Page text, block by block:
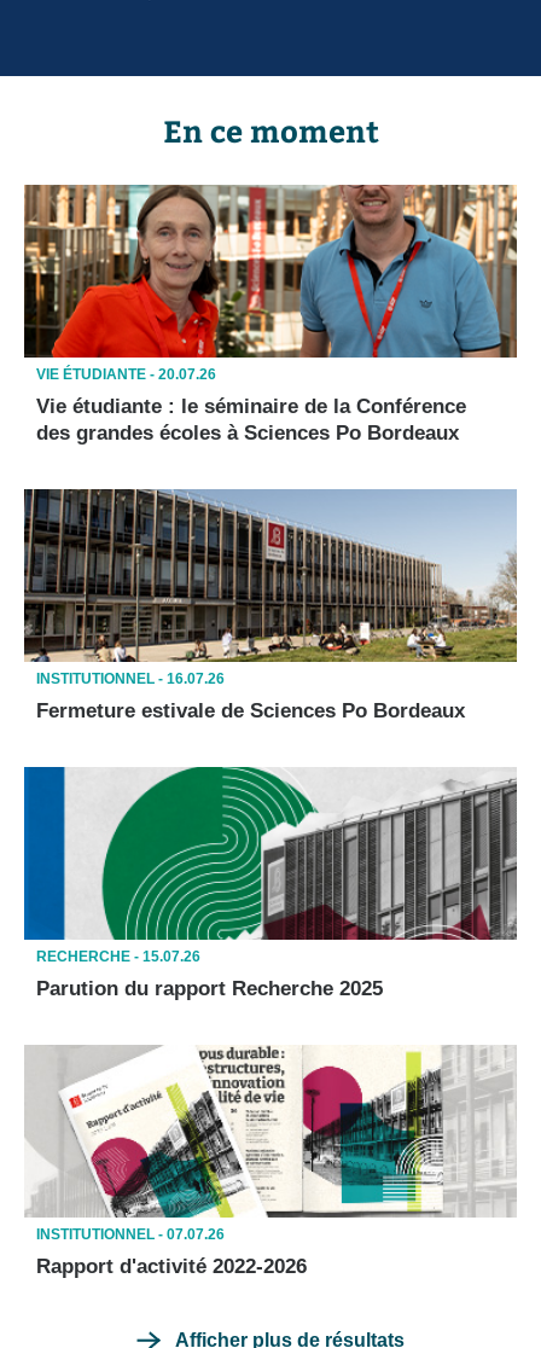
En ce moment
VIE ÉTUDIANTE -20.07.26
Vie étudiante : le séminaire de la Conférence
des grandes écoles à Sciences Po Bordeaux
INSTITUTIONNEL -16.07.26
Fermeture estivale de Sciences Po Bordeaux
RECHERCHE -15.07.26
Parution du rapport Recherche 2025
INSTITUTIONNEL -07.07.26
Rapport d'activité 2022-2026
Afficher plus de résultats